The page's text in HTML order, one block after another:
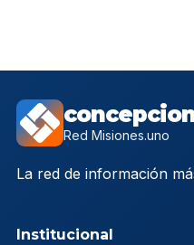
Red Misiones.uno
La red de información
Institucional